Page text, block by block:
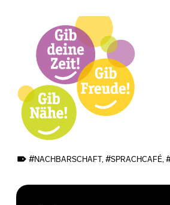
NACHBARSCHAFT , SPRACHCAFÉ,
Skip back to main navigation